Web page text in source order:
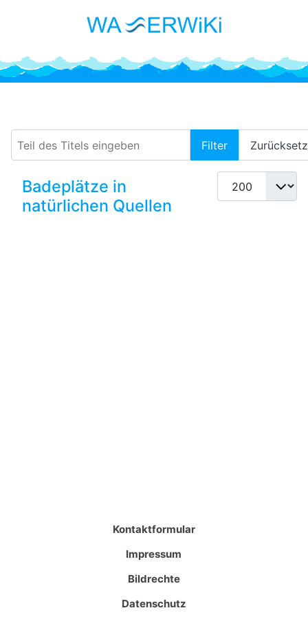
Filter
Anzeige #
Badeplätze in
natürlichen Quellen
Kontaktformular
Impressum
Bildrechte
Datenschutz